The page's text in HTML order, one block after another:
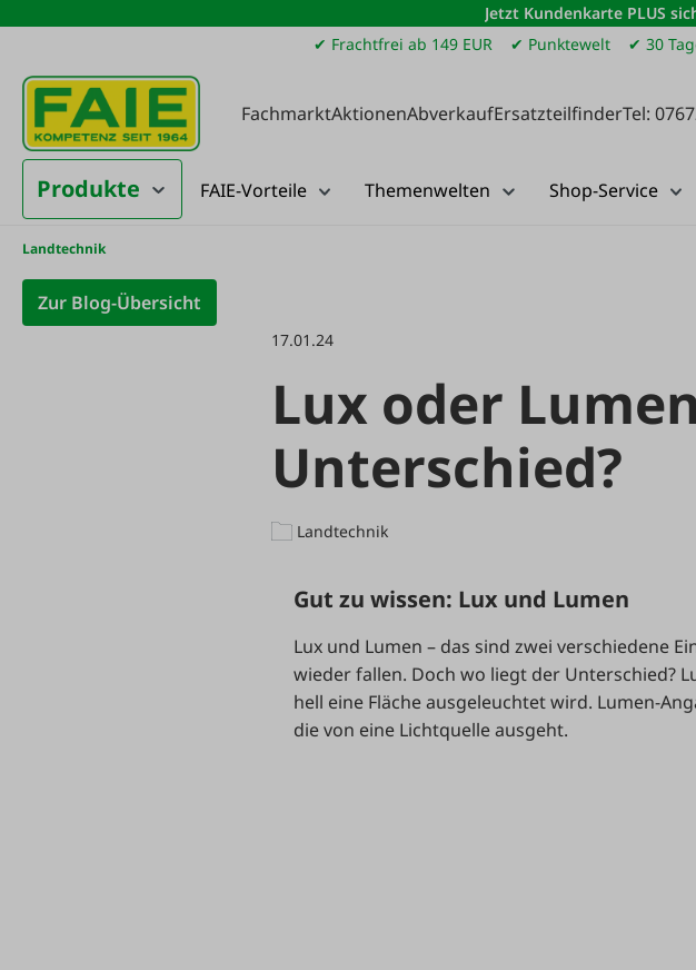
Hauptinhalt springen
Zur Suche springen
Zur Hauptnavigation springen
Jetzt Kundenkarte PLUS
✔ Frachtfrei ab 149 EUR
✔ Punktewelt ✔ 30
FachmarktAktionenAbverkaufErsatzteilfinderTel:
Produkte FAIE-Vorteile Themenwelten Shop-Service
Landtechnik
Zur Blog-Übersicht
17.01.24
Lux oder
Unterschied?
Landtechnik
Gut zu wissen: Lux und Lumen
Lux und Lumen – das sind zwei verschiedene
wieder fallen. Doch wo liegt der Unterschied?
hell eine Fläche ausgeleuchtet wird. Lumen-
die von eine Lichtquelle ausgeht.